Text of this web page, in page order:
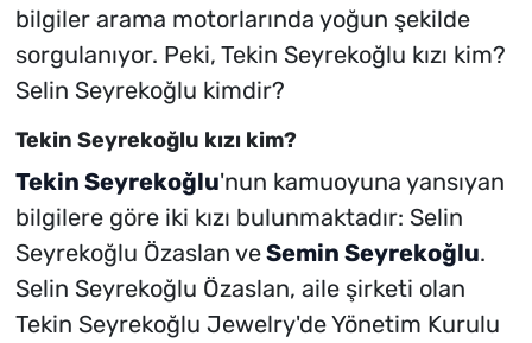
bilgiler arama motorlarında yoğun şekilde
sorgulanıyor. Peki, Tekin Seyrekoğlu kızı kim?
Selin Seyrekoğlu kimdir?
Tekin Seyrekoğlu kızı kim?
Tekin Seyrekoğlu'nun kamuoyuna yansıyan
bilgilere göre iki kızı bulunmaktadır: Selin
Seyrekoğlu Özaslan veSemin Seyrekoğlu.
Selin Seyrekoğlu Özaslan, aile şirketi olan
Tekin Seyrekoğlu Jewelry'de Yönetim Kurulu